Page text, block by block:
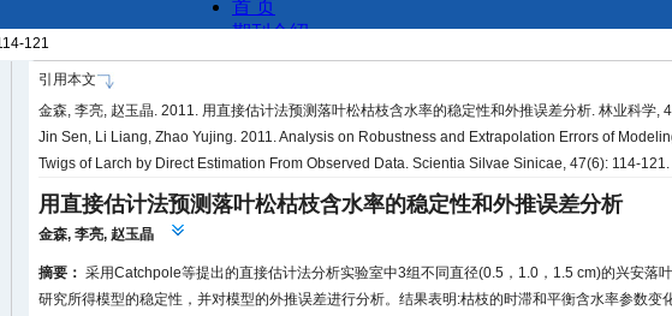
121
引用本文
金森, 李亮, 赵玉晶. 2011. 用直接估计法预测落叶松枯枝含水率的稳定性和外推误差分析. 林业科学,
Jin Sen, Li Liang, Zhao Yujing. 2011. Analysis on Robustness and Extrapolation Errors of
Twigs of Larch by Direct Estimation From Observed Data. Scientia Silvae Sinicae, 47(6): 114-121.
用直接估计法预测落叶松枯枝含水率的稳定性和外推误差分析
金森,李亮,赵玉晶
摘要： 采用Catchpole等提出的直接估计法分析实验室中3组不同直径(0.5，1.0，1.5 cm)的兴安落
研究所得模型的稳定性，并对模型的外推误差进行分析。结果表明:枯枝的时滞和平衡含水率参数变